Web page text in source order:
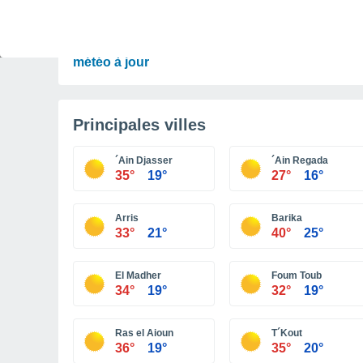
météo à jour
Principales villes
´Ain Djasser
35° 19°
´Ain Regada
27° 16°
Arris
33° 21°
Barika
40° 25°
El Madher
34° 19°
Foum Toub
32° 19°
Ras el Aioun
36° 19°
T´Kout
35° 20°